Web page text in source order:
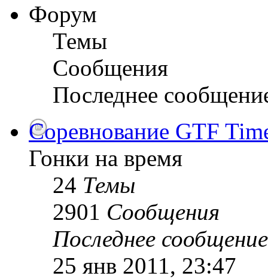
Форум
Темы
Сообщения
Последнее
Соревнование GTF
Гонки на время
24 Темы
2901 Сообщения
Последнее сообщение
25 янв 2011, 23:47